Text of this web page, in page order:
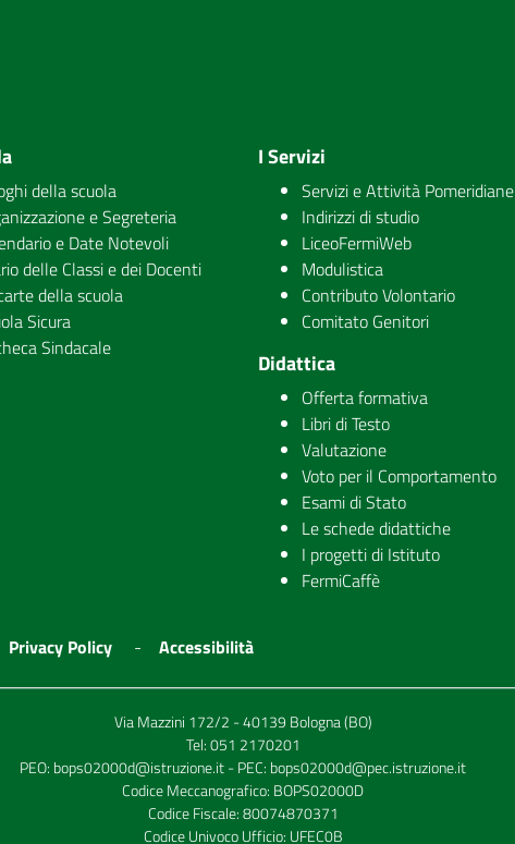
della scuola
e Segreteria
e Date Notevoli
delle Classi e dei Docenti
della scuola
Sicura
Sindacale
I Servizi
Servizi e Attività Pomeridiane
Indirizzi di studio
LiceoFermiWeb
Modulistica
Contributo Volontario
Comitato Genitori
Didattica
Offerta formativa
Libri di Testo
Valutazione
Voto per il Comportamento
Esami di Stato
Le schede didattiche
I progetti di Istituto
FermiCaffè
Privacy Policy Accessibilità
Via Mazzini 172/2 - 40139 Bologna (BO)
Tel:051 2170201
PEO: bops02000d@istruzione.it- PEC: bops02000d@pec.istruzione.it
Codice Meccanografico: BOPS02000D
Codice Fiscale: 80074870371
Codice Univoco Ufficio: UFEC0B